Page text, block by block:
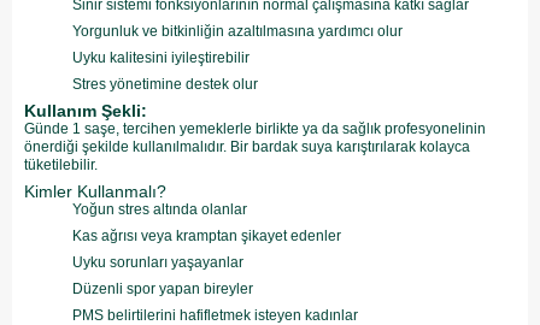
Sinir sistemi fonksiyonlarının normal çalışmasına katkı sağlar
Yorgunluk ve bitkinliğin azaltılmasına yardımcı olur
Uyku kalitesini iyileştirebilir
Stres yönetimine destek olur
Kullanım Şekli:
Günde 1 saşe, tercihen yemeklerle birlikte ya da sağlık profesyonelinin
önerdiği şekilde kullanılmalıdır. Bir bardak suya karıştırılarak kolayca
tüketilebilir.
Kimler Kullanmalı?
Yoğun stres altında olanlar
Kas ağrısı veya kramptan şikayet edenler
Uyku sorunları yaşayanlar
Düzenli spor yapan bireyler
PMS belirtilerini hafifletmek isteyen kadınlar